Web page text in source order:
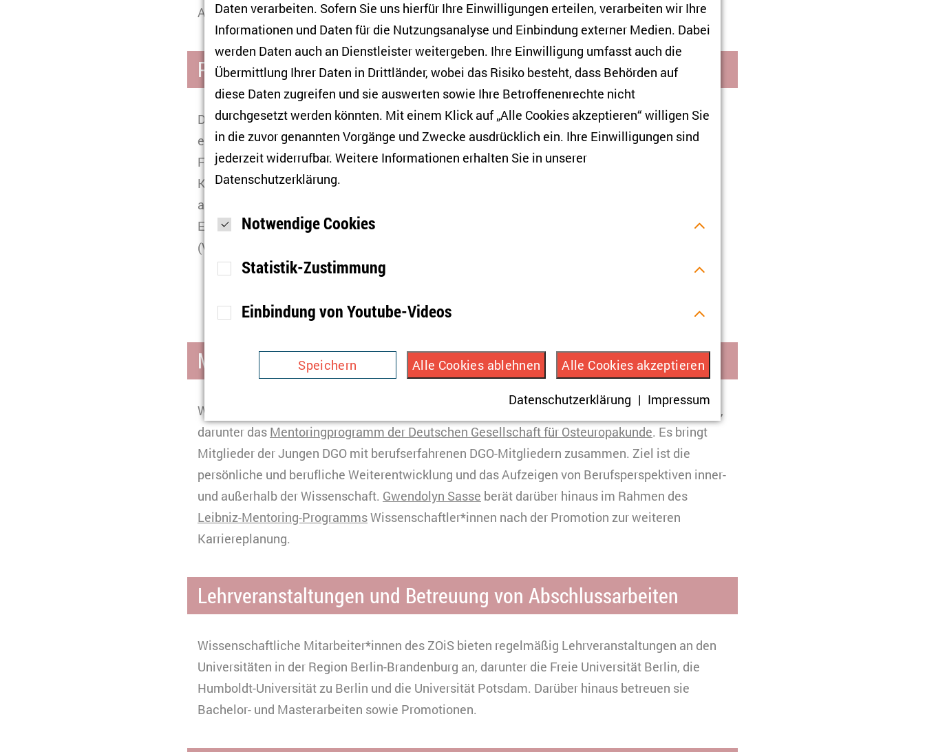
Access Publizieren.
Praktikant*innen
Das ZOiS bietet zwei- bis dreiwöchige Praktika für Schüler*innen an. Während des Praktikums
erhalten sie Einblicke in Forschung, Wissenschaftskommunikation und
Forschungsmanagement. Außerdem haben Studierende aus Hochschulen, mit denen
Kooperationsvereinbarungen bestehen, die Möglichkeit, ein Praktikum am ZOiS zu
absolvieren. Voraussetzung für ein Praktikum ist die Immatrikulation an einer dieser
Einrichtungen. Es sollte sich dabei um ein Pflichtpraktikum von mindestens sechs Wochen
(Vollzeit) bis max. drei Monate (Teilzeit) im Rahmen der Ausbildung handeln.
Mentoringprogramme
Wissenschaftler*innen des ZOiS nehmen als Mentor*innen an verschiedenen Programmen teil,
darunter das Mentoringprogramm der Deutschen Gesellschaft für Osteuropakunde. Es bringt
Mitglieder der Jungen DGO mit berufserfahrenen DGO-Mitgliedern zusammen. Ziel ist die
persönliche und berufliche Weiterentwicklung und das Aufzeigen von Berufsperspektiven inner-
und außerhalb der Wissenschaft. Gwendolyn Sasse berät darüber hinaus im Rahmen des
Leibniz-Mentoring-ProgrammsWissenschaftler*innen nach der Promotion zur weiteren
Karriereplanung.
Lehrveranstaltungen und Betreuung von Abschlussarbeiten
Wissenschaftliche Mitarbeiter*innen des ZOiS bieten regelmäßig Lehrveranstaltungen an den
Universitäten in der Region Berlin-Brandenburg an, darunter die Freie Universität Berlin, die
Humboldt-Universität zu Berlin und die Universität Potsdam. Darüber hinaus betreuen sie
Bachelor- und Masterarbeiten sowie Promotionen.
Daten verarbeiten. Sofern Sie uns hierfür Ihre Einwilligungen erteilen, verarbeiten wir Ihre
Informationen und Daten für die Nutzungsanalyse und Einbindung externer Medien. Dabei
werden Daten auch an Dienstleister weitergeben. Ihre Einwilligung umfasst auch die
Übermittlung Ihrer Daten in Drittländer, wobei das Risiko besteht, dass Behörden auf
diese Daten zugreifen und sie auswerten sowie Ihre Betroffenenrechte nicht
durchgesetzt werden könnten. Mit einem Klick auf „Alle Cookies akzeptieren“ willigen Sie
in die zuvor genannten Vorgänge und Zwecke ausdrücklich ein. Ihre Einwilligungen sind
jederzeit widerrufbar. Weitere Informationen erhalten Sie in unserer
Datenschutzerklärung.
Notwendige Cookies
Zweck
Speichert Ihre Einwilligung aber auch die Ablehnung zur Verwendung
1 Jahr
Anbieter
TYPO3
Statistik-Zustimmung
Wird verwendet, um Infos über die Nutzung der Seite zu erhalten.
Speichert dazu eine Besucher-ID.
Ablauf
13 Monate
Typ
HTML
Anbieter
Matomo
Zweck
Kurzzeitiges Cookie, um vorübergehende Daten des Besuchs zu
speichern.
Typ
HTML
Anbieter
Matomo
Einbindung von Youtube-Videos
Zweck
Bindet Videos ein, die unsere Kampagnenarbeit präsentieren. Es werden
Cookies gesetzt, und Daten in die USA transferiert, was Ihre Zustimmung
Typ
Verbindung
Anbieter
YouTube
Speichern Alle Cookies ablehnen Alle Cookies akzeptieren
Datenschutzerklärung Impressum